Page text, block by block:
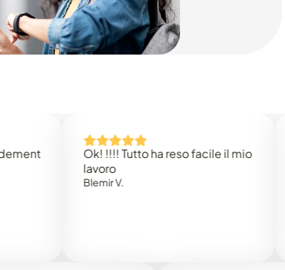
Ok! !!!! Tutto ha reso facile il mio